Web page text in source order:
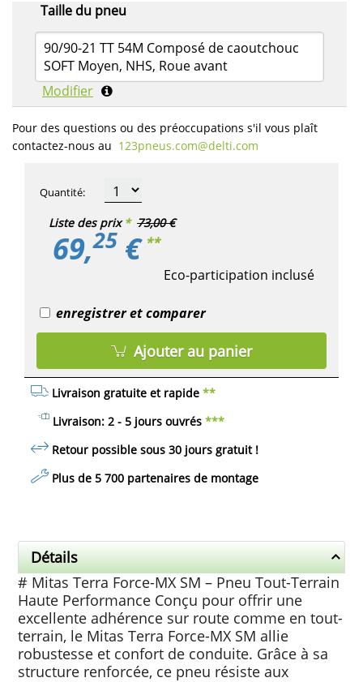
Taille du pneu
90/90-21 TT 54M Composé de caoutchouc
SOFT Moyen, NHS, Roue avant
Modifier
Pour des questions ou des préoccupations s'il vous plaît
contactez-nous au 123pneus.com​@delti.com
Liste des prix * 73,00 €
69,25 € **
Eco-participation inclusé
Livraison gratuite et rapide **
Livraison: 2 - 5 jours ouvrés ***
Retour possible sous 30 jours gratuit!
Plus de 5 700 partenaires de montage
Quantité:
enregistrer et comparer
Ajouter au panier
Détails
# Mitas Terra Force-MX SM – Pneu Tout-Terrain
Haute Performance Conçu pour offrir une
excellente adhérence sur route comme en tout-
terrain, le Mitas Terra Force-MX SM allie
robustesse et confort de conduite. Grâce à sa
structure renforcée, ce pneu résiste aux